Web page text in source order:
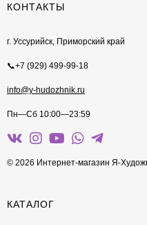
КОНТАКТЫ
г. Уссурийск, Приморский край
📞+7 (929) 499-99-18
info@y-hudozhnik.ru
Пн—Сб 10:00—23:59
© 2026 Интернет-магазин Я-
КАТАЛОГ